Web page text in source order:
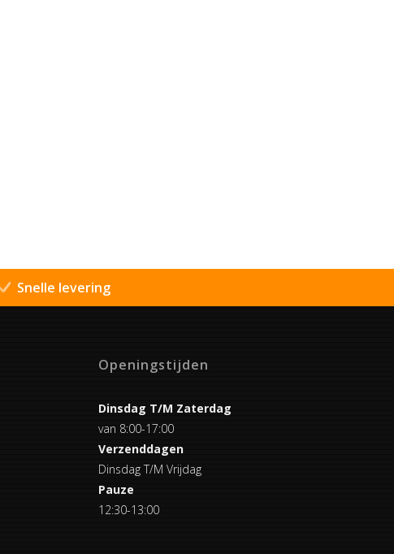
Snelle levering
Openingstijden
Dinsdag T/M Zaterdag
van 8:00-17:00
Verzenddagen
Dinsdag T/M Vrijdag
Pauze
12:30-13:00